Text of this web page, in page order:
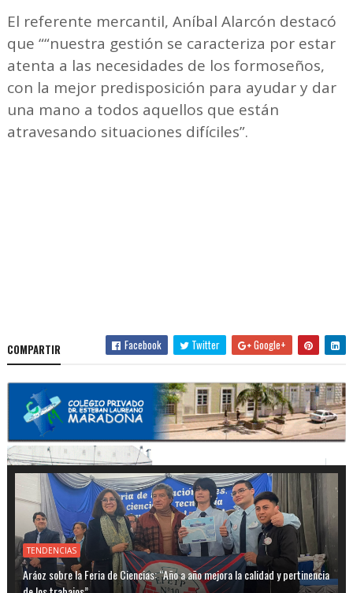
El referente mercantil, Aníbal Alarcón destacó
que ““nuestra gestión se caracteriza por estar
atenta a las necesidades de los formoseños,
con la mejor predisposición para ayudar y dar
una mano a todos aquellos que están
atravesando situaciones difíciles”.
COMPARTIR Facebook Twitter Google+
TENDENCIAS
Aráoz sobre la Feria de Ciencias: “Año a año mejora la calidad y pertinencia